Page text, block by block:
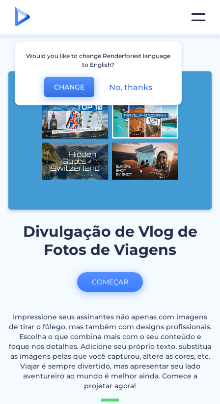
Divulgação de Vlog de
Fotos de Viagens
Impressione seus assinantes não apenas com imagens
de tirar o fôlego, mas também com designs profissionais.
Escolha o que combina mais com o seu conteúdo e
foque nos detalhes. Adicione seu próprio texto, substitua
as imagens pelas que você capturou, altere as cores, etc.
Viajar é sempre divertido, mas apresentar seu lado
aventureiro ao mundo é melhor ainda. Comece a
projetar agora!
COMEÇAR
Would you like to change Renderforest language
to English?
CHANGE No, thanks